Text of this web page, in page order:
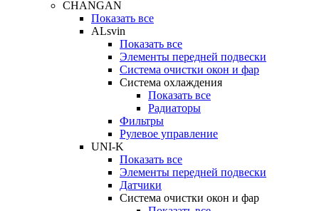
CHANGAN
Показать все
ALsvin
Показать все
Элементы передней подвески
Система очистки окон и фар
Система охлаждения
Показать все
Радиаторы
Фильтры
Рулевое управление
UNI-K
Показать все
Элементы передней подвески
Датчики
Система очистки окон и фар